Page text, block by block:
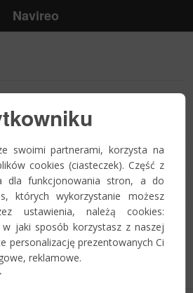
Navireo
wkrótce
swoimi partnerami, korzysta na
cookies (ciasteczek). Część z
dla funkcjonowania stron, a do
których wykorzystanie możesz
ustawienia, należą cookies:
jaki sposób korzystasz z naszej
personalizację prezentowanych Ci
reklamowe.